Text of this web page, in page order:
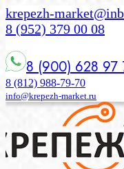
krepezh-
8 (952) 379 00 08
8 (900) 628 97
8 (812) 988-79-70
info@krepezh-market.ru